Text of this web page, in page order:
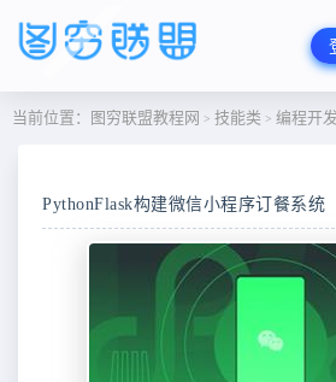
当前位置： 图穷联盟教程网 > 技能类 > 编程开发
PythonFlask构建微信小程序订餐系统